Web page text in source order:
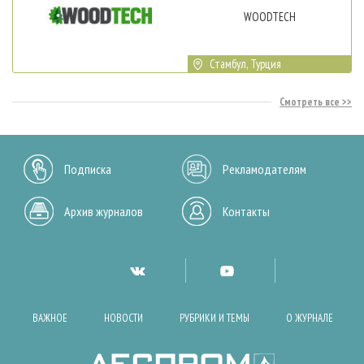
WOODTECH
Стамбул, Турция
Смотреть все
Подписка Рекламодателям
Архив журналов Контакты
ВАЖНОЕ НОВОСТИ РУБРИКИ И ТЕМЫ О ЖУРНАЛЕ